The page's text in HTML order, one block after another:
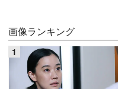
画像ランキング